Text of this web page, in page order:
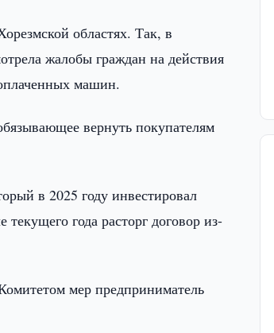
областях. Так, в
жалобы граждан на действия
машин.
вернуть покупателям
в 2025 году инвестировал
года расторг договор из-
мер предприниматель